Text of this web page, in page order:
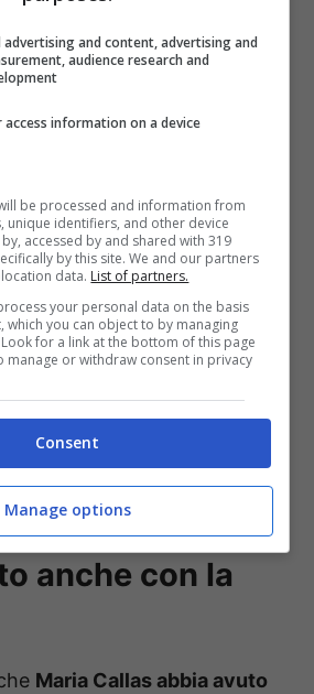
la foto dal passato
rapporto
anche con la
Maria Callas abbia avuto
advertising and content, advertising and
audience research and
information on a device
be processed and information from
unique identifiers, and other device
accessed by and shared with 319
by this site. We and our partners
data. List of partners.
your personal data on the basis
which you can object to by managing
for a link at the bottom of this page
manage or withdraw consent in privacy
Consent
Manage options